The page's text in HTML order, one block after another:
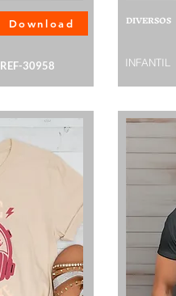
Download
REF-30958
DIVERSOS
INFANTIL